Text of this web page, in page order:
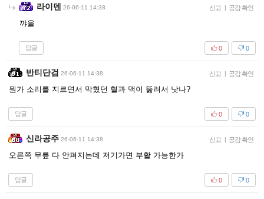
라이덴 26-06-11 14:38 신고 | 공감 확인
꺄울
답글 0
0
반티단검 26-06-11 14:38 신고 | 공감 확인
뭔가 소리를 지르면서 막혔던 혈과 맥이 뚫려서 낫나?
답글 0
0
신라공주 26-06-11 14:38 신고 | 공감 확인
오른쪽 무릎 다 안펴지는데 저기가면 부활 가능한가
답글 0
0